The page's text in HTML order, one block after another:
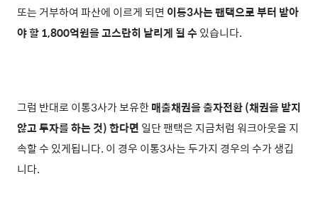
또는 거부하여 파산에 이르게 되면 이통3사는 팬택으로 부터 받아
야 할 1,800억원을 고스란히 날리게 될 수있습니다.
그럼 반대로 이통3사가 보유한매출채권을 출자전환 (채권을 받지
않고 투자를 하는 것) 한다면 일단 팬택은 지금처럼 워크아웃을 지
속할 수 있게됩니다. 이 경우 이통3사는 두가지 경우의 수가 생깁
니다.